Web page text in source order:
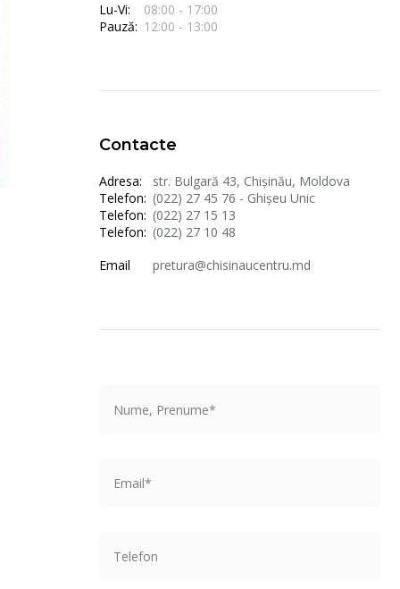
Lu-Vi:
08:00 - 17:00
Pauză: 12:00 - 13:00
Contacte
Adresa:
str. Bulgară 43, Chișinău, Moldova
Telefon: (022) 27 45 76 - Ghișeu Unic
Telefon: (022) 27 15 13
Telefon: (022) 27 10 48
Email
pretura@chisinaucentru.md